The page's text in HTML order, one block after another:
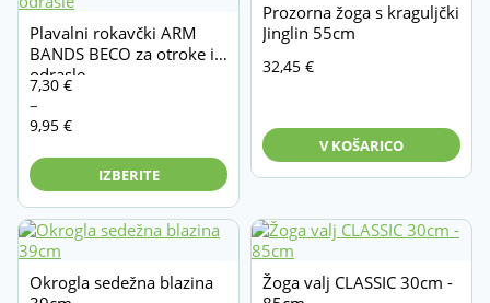
Plavalni rokavčki ARM
BANDS BECO za otroke in
odrasle
7,30 €
–
9,95 €
Cenovni
razpon:
od
do
9,95 €
IZBERITE
Prozorna žoga s kraguljčki
Jinglin 55cm
32,45 €
V KOŠARICO
Okrogla sedežna blazina
Žoga valj CLASSIC 30cm -